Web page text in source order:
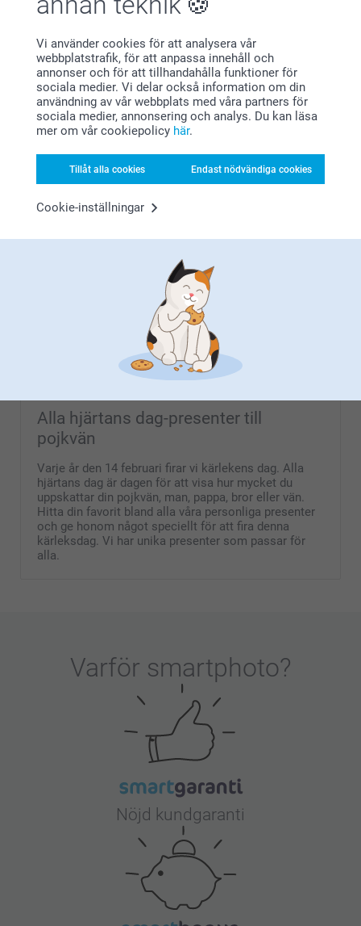
Vi använder cookies för att analysera vår
webbplatstrafik, för att anpassa innehåll och
annonser och för att tillhandahålla funktioner för
sociala medier. Vi delar också information om din
användning av vår webbplats med våra partners för
sociala medier, annonsering och analys. Du kan läsa
mer om vår cookiepolicy här.
Tillåt alla cookies Endast nödvändiga cookies
Cookie-inställningar
beställa hos oss :)
Miia på Smartphoto
Visa reaktioner
2022-01-28
09:36
Hej Isabelle
Tack för dina 5 stjärnor och omdöme av våra
aluminiumtavlor med borstad yta. Ett moderna och
fint sätt att dekorera sina vägger på. Den egna bilden
gör konsten unik :) Tack för önskemålet om
Varma hälsningar
Visa mer
Relaterade produkter
Aluminiumtavla
Från 309,00
Trätavla
Mer än 10 varianter
Från 399,00
(13 omdömen)
Alla hjärtans dag-presenter till
pojkvän
Varje år den 14 februari firar vi kärlekens dag. Alla
hjärtans dag är dagen för att visa hur mycket du
uppskattar din pojkvän, man, pappa, bror eller vän.
Hitta din favorit bland alla våra personliga presenter
och ge honom något speciellt för att fira denna
kärleksdag. Vi har unika presenter som passar för
alla.
Varför smartphoto?
Nöjd kundgaranti